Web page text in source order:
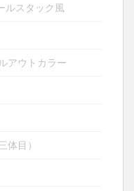
ルスタック風
アウトカラー
体目）